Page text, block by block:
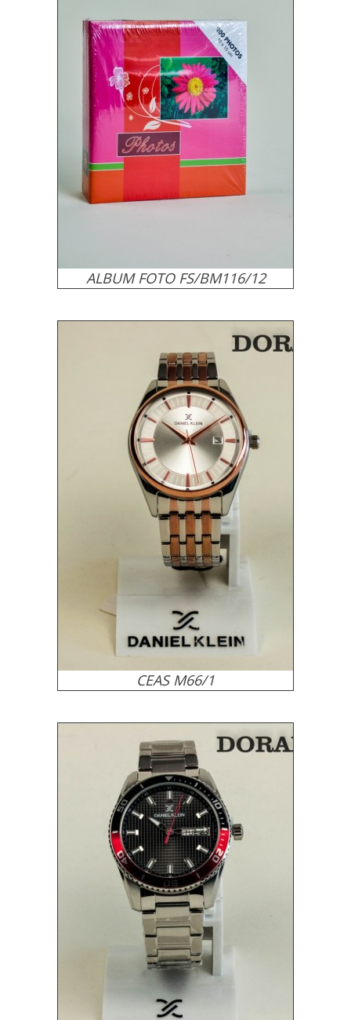
ALBUM FOTO FS/BM116/12
CEAS M66/1